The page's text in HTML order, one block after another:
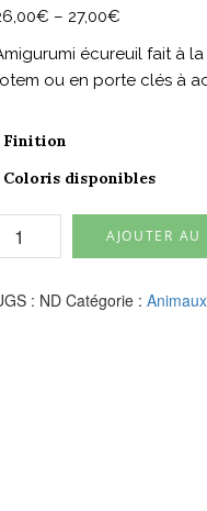
€ – 27,00€
écureuil fait à
ou en porte clés à
Finition
Coloris disponibles
AJOUTER AU
: ND Catégorie :